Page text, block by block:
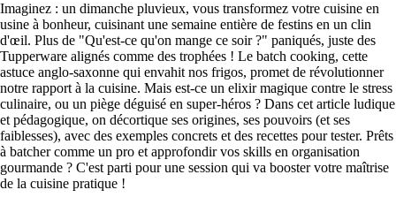
Imaginez : un dimanche pluvieux, vous transformez votre cuisine en
usine à bonheur, cuisinant une semaine entière de festins en un clin
d'œil. Plus de "Qu'est-ce qu'on mange ce soir ?" paniqués, juste des
Tupperware alignés comme des trophées ! Le batch cooking, cette
astuce anglo-saxonne qui envahit nos frigos, promet de révolutionner
notre rapport à la cuisine. Mais est-ce un elixir magique contre le stress
culinaire, ou un piège déguisé en super-héros ? Dans cet article ludique
et pédagogique, on décortique ses origines, ses pouvoirs (et ses
faiblesses), avec des exemples concrets et des recettes pour tester. Prêts
à batcher comme un pro et approfondir vos skills en organisation
gourmande ? C'est parti pour une session qui va booster votre maîtrise
de la cuisine pratique !